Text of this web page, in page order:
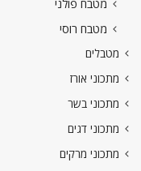
מטבח פולני
מטבח רוסי
מטבלים
מתכוני אורז
מתכוני בשר
מתכוני דגים
מתכוני מרקים